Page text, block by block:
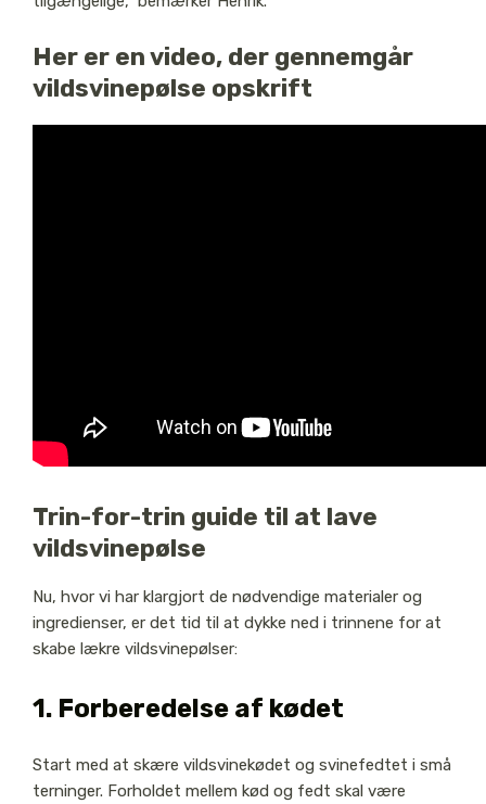
Her er en video, der gennemgår
vildsvinepølse opskrift
Trin-for-trin guide til at lave
vildsvinepølse
Nu, hvor vi har klargjort de nødvendige materialer og
ingredienser, er det tid til at dykke ned i trinnene for at
skabe lækre vildsvinepølser:
1. Forberedelse af kødet
Start med at skære vildsvinekødet og svinefedtet i små
terninger. Forholdet mellem kød og fedt skal være